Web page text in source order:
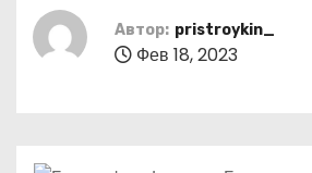
Автор: pristroykin_
Фев 18, 2023